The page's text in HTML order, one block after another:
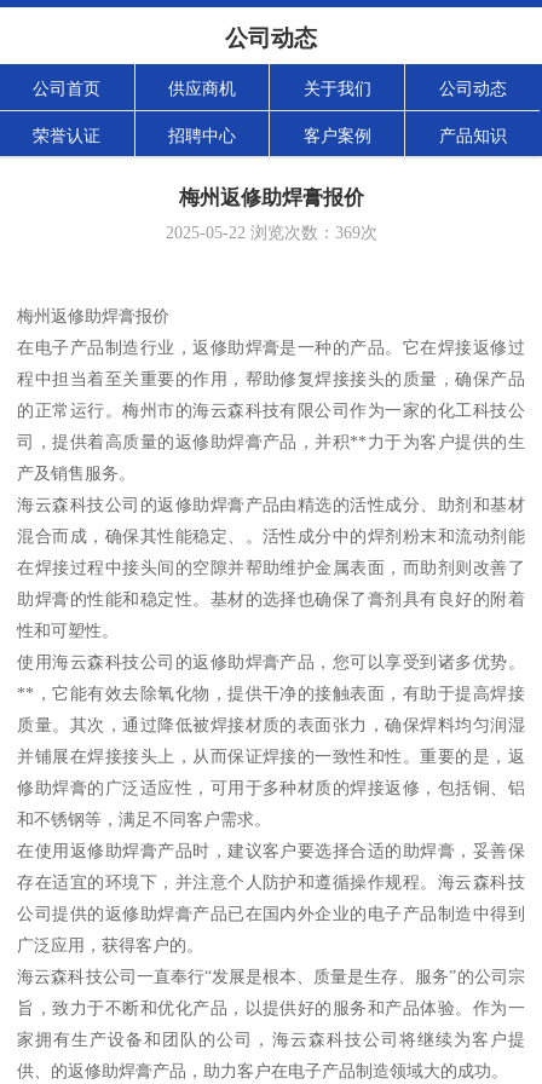
公司动态
公司首页 供应商机 关于我们 公司动态
荣誉认证 招聘中心 客户案例 产品知识
梅州返修助焊膏报价
2025-05-22浏览次数： 369次
梅州返修助焊膏报价
在电子产品制造行业，返修助焊膏是一种的产品。它在焊接返修过
程中担当着至关重要的作用，帮助修复焊接接头的质量，确保产品
的正常运行。梅州市的海云森科技有限公司作为一家的化工科技公
司，提供着高质量的返修助焊膏产品，并积**力于为客户提供的生
产及销售服务。
海云森科技公司的返修助焊膏产品由精选的活性成分、助剂和基材
混合而成，确保其性能稳定、。活性成分中的焊剂粉末和流动剂能
在焊接过程中接头间的空隙并帮助维护金属表面，而助剂则改善了
助焊膏的性能和稳定性。基材的选择也确保了膏剂具有良好的附着
性和可塑性。
使用海云森科技公司的返修助焊膏产品，您可以享受到诸多优势。
**，它能有效去除氧化物，提供干净的接触表面，有助于提高焊接
质量。其次，通过降低被焊接材质的表面张力，确保焊料均匀润湿
并铺展在焊接接头上，从而保证焊接的一致性和性。重要的是，返
修助焊膏的广泛适应性，可用于多种材质的焊接返修，包括铜、铝
和不锈钢等，满足不同客户需求。
在使用返修助焊膏产品时，建议客户要选择合适的助焊膏，妥善保
存在适宜的环境下，并注意个人防护和遵循操作规程。海云森科技
公司提供的返修助焊膏产品已在国内外企业的电子产品制造中得到
广泛应用，获得客户的。
海云森科技公司一直奉行“发展是根本、质量是生存、服务”的公司宗
旨，致力于不断和优化产品，以提供好的服务和产品体验。作为一
家拥有生产设备和团队的公司，海云森科技公司将继续为客户提
供、的返修助焊膏产品，助力客户在电子产品制造领域大的成功。